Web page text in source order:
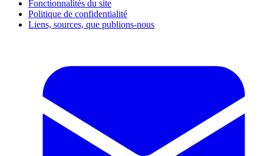
Fonctionnalités du site
Politique de confidentialité
Liens, sources, que publions-nous